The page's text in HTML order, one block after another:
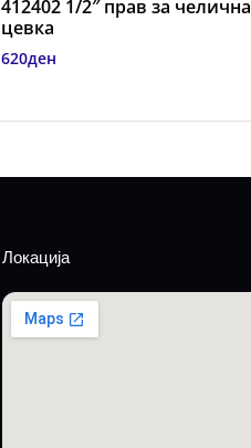
412402 1/2″ прав за челична
цевка
620ден
Локација